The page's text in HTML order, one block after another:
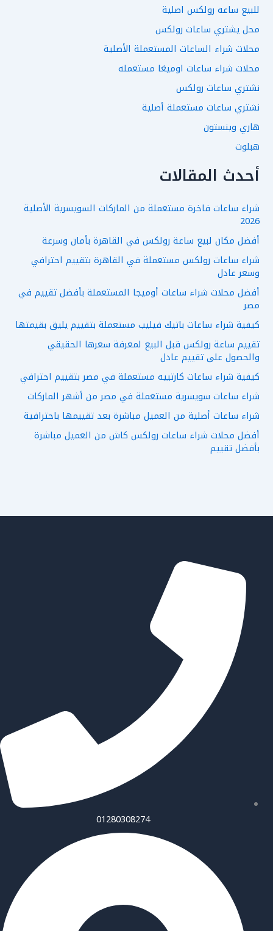
للبيع ساعه رولكس اصلية
محل يشتري ساعات رولكس
محلات شراء الساعات المستعملة الأصلية
محلات شراء ساعات اوميغا مستعمله
نشتري ساعات رولكس
نشتري ساعات مستعملة أصلية
هاري وينستون
هبلوت
أحدث المقالات
شراء ساعات فاخرة مستعملة من الماركات السويسرية الأصلية
2026
أفضل مكان لبيع ساعة رولكس في القاهرة بأمان وسرعة
شراء ساعات رولكس مستعملة في القاهرة بتقييم احترافي
وسعر عادل
أفضل محلات شراء ساعات أوميجا المستعملة بأفضل تقييم في
مصر
كيفية شراء ساعات باتيك فيليب مستعملة بتقييم يليق بقيمتها
تقييم ساعة رولكس قبل البيع لمعرفة سعرها الحقيقي
والحصول على تقييم عادل
كيفية شراء ساعات كارتييه مستعملة في مصر بتقييم احترافي
شراء ساعات سويسرية مستعملة في مصر من أشهر الماركات
شراء ساعات أصلية من العميل مباشرة بعد تقييمها باحترافية
أفضل محلات شراء ساعات رولكس كاش من العميل مباشرة
بأفضل تقييم
01280308274